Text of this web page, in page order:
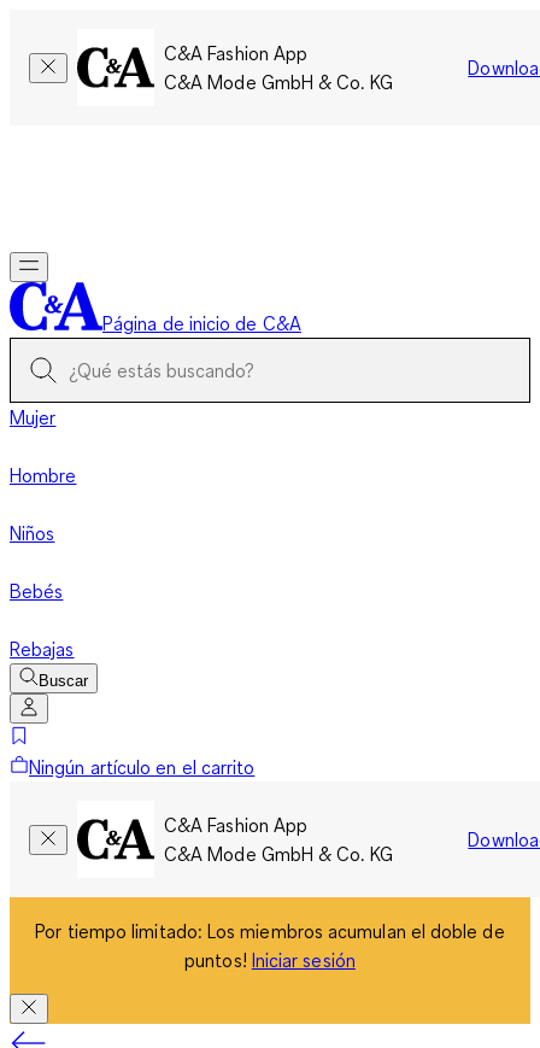
C&A Fashion App
C&A Mode GmbH & Co. KG
Página de inicio de C&A
Mujer
Hombre
Niños
Bebés
Rebajas
Buscar
Ningún artículo en el carrito
C&A Fashion App
C&A Mode GmbH & Co. KG
Por tiempo limitado: Los miembros acumulan el doble de
puntos! Iniciar sesión